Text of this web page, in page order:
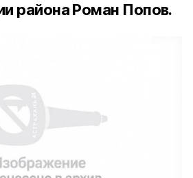
района Роман Попов.